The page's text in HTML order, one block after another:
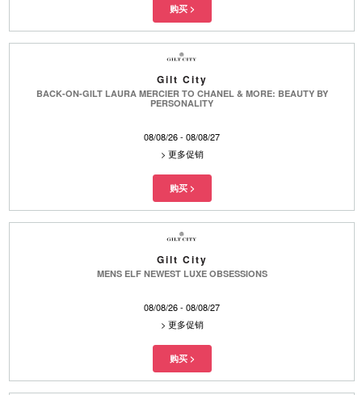
Gilt City
BACK-ON-GILT LAURA MERCIER TO CHANEL & MORE: BEAUTY BY
PERSONALITY
08/08/26 - 08/08/27
> 更多促销
Gilt City
MENS ELF NEWEST LUXE OBSESSIONS
08/08/26 - 08/08/27
> 更多促销